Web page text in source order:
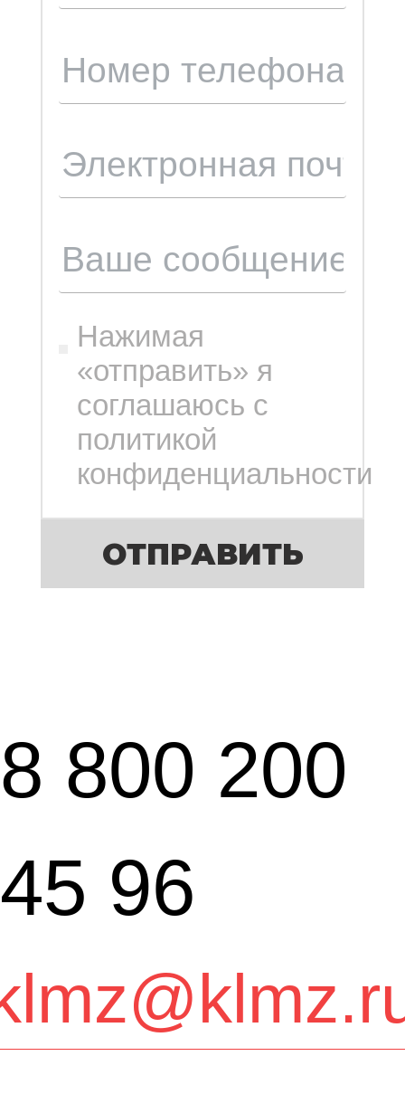
Нажимая
«отправить» я
соглашаюсь с
политикой
конфиденциальности
ОТПРАВИТЬ
8 800 200
45 96